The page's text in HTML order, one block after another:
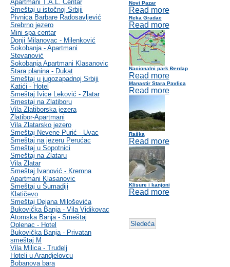
Apartmani T.A.L. Centar
Smeštaj u istočnoj Srbiji
Pivnica Barbare Radosavljević
Srebrno jezero
Mini spa centar
Donji Milanovac - Milenković
Sokobanja - Apartmani
Stevanović
Sokobanja Apartmani Klasanovic
Stara planina - Dukat
Smeštaj u jugozapadnoj Srbiji
Katići - Hotel
Smeštaj Ivice Leković - Zlatar
Smestaj na Zlatiboru
Vila Zlatiborska jezera
Zlatibor-Apartmani
Vila Zlatarsko jezero
Smeštaj Nevene Purić - Uvac
Smeštaj na jezeru Perućac
Smeštaj u Sopotnici
Smeštaj na Zlataru
Vila Zlatar
Smeštaj Ivanović - Kremna
Apartmani Klasanovic
Smeštaj u Šumadiji
Klatičevo
Smeštaj Dejana Miloševića
Bukovička Banja - Vila Vidikovac
Atomska Banja - Smeštaj
Oplenac - Hotel
Bukovička Banja - Privatan
smeštaj M
Vila Milica - Trudelj
Hoteli u Arandjelovcu
Bobanova bara
Novi Pazar
Read more
Reka Gradac
Read more
Nacionalni park Đerdap
Read more
Manastir Stara Pavlica
Read more
Raška
Read more
Klisure i kanjoni
Read more
Sledeća